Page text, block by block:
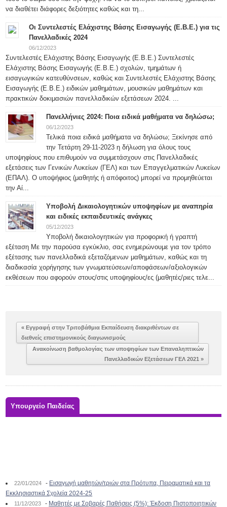
να διαθέτει διάφορες δεξιότητες καθώς και τη...
Οι Συντελεστές Ελάχιστης Βάσης Εισαγωγής (Ε.Β.Ε.) για τις
Πανελλαδικές 2024
06/12/2023
Συντελεστές Ελάχιστης Βάσης Εισαγωγής (Ε.Β.Ε.) Συντελεστές
Ελάχιστης Βάσης Εισαγωγής (Ε.Β.Ε.) σχολών, τμημάτων ή
εισαγωγικών κατευθύνσεων, καθώς και Συντελεστές Ελάχιστης Βάσης
Εισαγωγής (Ε.Β.Ε.) ειδικών μαθημάτων, μουσικών μαθημάτων και
πρακτικών δοκιμασιών πανελλαδικών εξετάσεων 2024. ...
Πανελλήνιες 2024: Ποια ειδικά μαθήματα να δηλώσω;
06/12/2023
Τελικά ποια ειδικά μαθήματα να δηλώσω; Ξεκίνησε από
την Τετάρτη 29-11-2023 η δήλωση για όλους τους
υποψηφίους που επιθυμούν να συμμετάσχουν στις Πανελλαδικές
εξετάσεις των Γενικών Λυκείων (ΓΕΛ) και των Επαγγελματικών Λυκείων
(ΕΠΑΛ). Ο υποψήφιος (μαθητής ή απόφοιτος) μπορεί να προμηθεύεται
την Αί...
Υποβολή Δικαιολογητικών υποψηφίων με αναπηρία
και ειδικές εκπαιδευτικές ανάγκες
05/12/2023
Υποβολή δικαιολογητικών για προφορική ή γραπτή
εξέταση Με την παρούσα εγκύκλιο, σας ενημερώνουμε για τον τρόπο
εξέτασης των πανελλαδικά εξεταζόμενων μαθημάτων, καθώς και τη
διαδικασία χορήγησης των γνωματεύσεων/αποφάσεων/αξιολογικών
εκθέσεων που αφορούν στους/στις υποψηφίους/ες (μαθητές/ριες τελε...
« Εγγραφή στην Τριτοβάθμια Εκπαίδευση διακριθέντων σε
διεθνείς επιστημονικούς διαγωνισμούς
Ανακοίνωση βαθμολογίας των υποψηφίων των Επαναληπτικών
Πανελλαδικών Εξετάσεων ΓΕΛ 2021 »
Υπουργείο Παιδείας
22/01/2024 - Εισαγωγή μαθητών/τριών στα Πρότυπα, Πειραματικά και τα
Εκκλησιαστικά Σχολεία 2024-25
11/12/2023 - Μαθητές με Σοβαρές Παθήσεις (5%): Έκδοση Πιστοποιητικών